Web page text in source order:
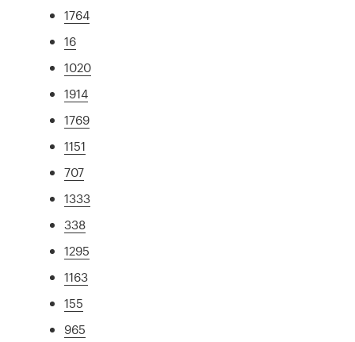
1764
16
1020
1914
1769
1151
707
1333
338
1295
1163
155
965